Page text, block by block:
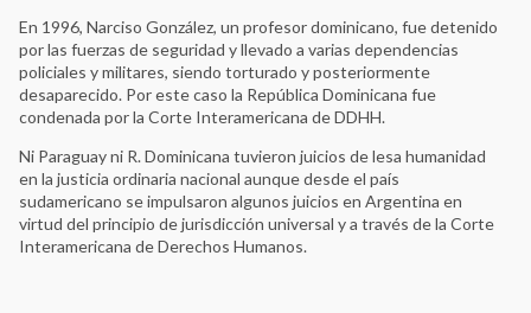
En 1996, Narciso González, un profesor dominicano, fue detenido
por las fuerzas de seguridad y llevado a varias dependencias
policiales y militares, siendo torturado y posteriormente
desaparecido. Por este caso la República Dominicana fue
condenada por la Corte Interamericana de DDHH.
Ni Paraguay ni R. Dominicana tuvieron juicios de lesa humanidad
en la justicia ordinaria nacional aunque desde el país
sudamericano se impulsaron algunos juicios en Argentina en
virtud del principio de jurisdicción universal y a través de la Corte
Interamericana de Derechos Humanos.